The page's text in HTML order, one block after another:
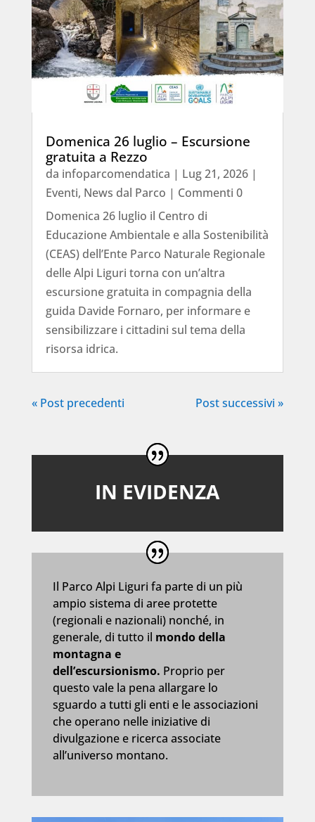
Domenica 26 luglio – Escursione
gratuita a Rezzo
da infoparcomendatica | Lug 21, 2026|
Eventi, News dal Parco | Commenti 0
Domenica 26 luglio il Centro di
Educazione Ambientale e alla Sostenibilità
(CEAS) dell’Ente Parco Naturale Regionale
delle Alpi Liguri torna con un’altra
escursione gratuita in compagnia della
guida Davide Fornaro, per informare e
sensibilizzare i cittadini sul tema della
risorsa idrica.
« Post precedenti Post successivi »
IN EVIDENZA
Il Parco Alpi Liguri fa parte di un più
ampio sistema di aree protette
(regionali e nazionali) nonché, in
generale, di tutto il mondo della
montagna e
dell’escursionismo. Proprio per
questo vale la pena allargare lo
sguardo a tutti gli enti e le associazioni
che operano nelle iniziative di
divulgazione e ricerca associate
all’universo montano.